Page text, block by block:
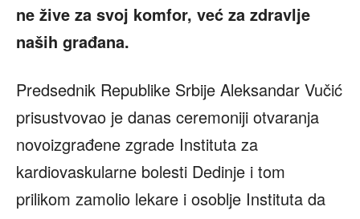
ne žive za svoj komfor, već za zdravlje
naših građana.
Predsednik Republike Srbije Aleksandar Vučić
prisustvovao je danas ceremoniji otvaranja
novoizgrađene zgrade Instituta za
kardiovaskularne bolesti Dedinje i tom
prilikom zamolio lekare i osoblje Instituta da